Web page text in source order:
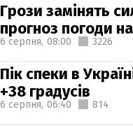
Грози замінять
прогноз погоди
6 серпня, 08:00 3226
Пік спеки в
+38 градусів
6 серпня, 06:40 814